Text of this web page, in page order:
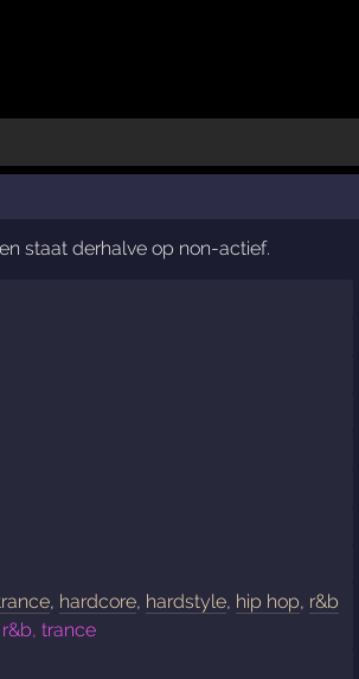
staat derhalve op non-actief.
, hardcore, hardstyle, hip hop, r&b
trance